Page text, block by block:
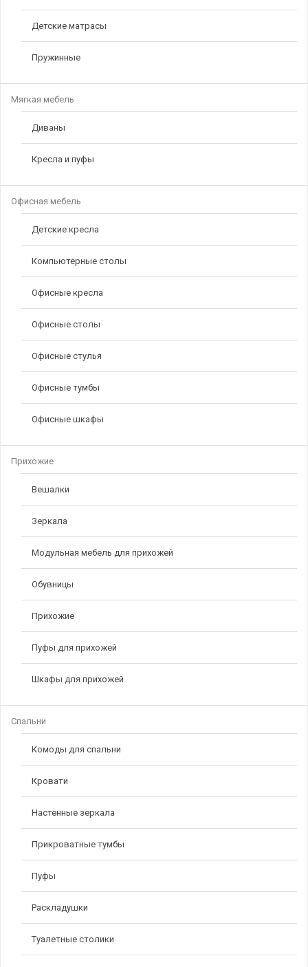
Детские матрасы
Пружинные
Мягкая мебель
Диваны
Кресла и пуфы
Офисная мебель
Детские кресла
Компьютерные столы
Офисные кресла
Офисные столы
Офисные стулья
Офисные тумбы
Офисные шкафы
Прихожие
Вешалки
Зеркала
Модульная мебель для прихожей
Обувницы
Прихожие
Пуфы для прихожей
Шкафы для прихожей
Спальни
Комоды для спальни
Кровати
Настенные зеркала
Прикроватные тумбы
Пуфы
Раскладушки
Туалетные столики